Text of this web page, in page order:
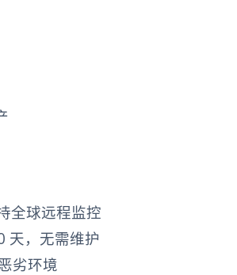
全球远程监控
天，无需维护
劣环境